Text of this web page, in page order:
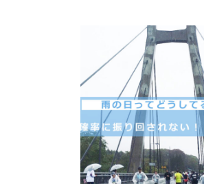
雨の日ってどうし
大会対策編-
18 6月, 2018